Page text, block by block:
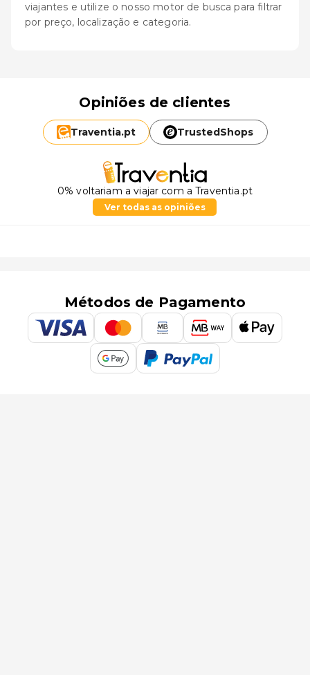
viajantes e utilize o nosso motor de busca para filtrar
por preço, localização e categoria.
Opiniões de clientes
Traventia.pt TrustedShops
0% voltariam a viajar com a Traventia.pt
Ver todas as opiniões
Métodos de Pagamento